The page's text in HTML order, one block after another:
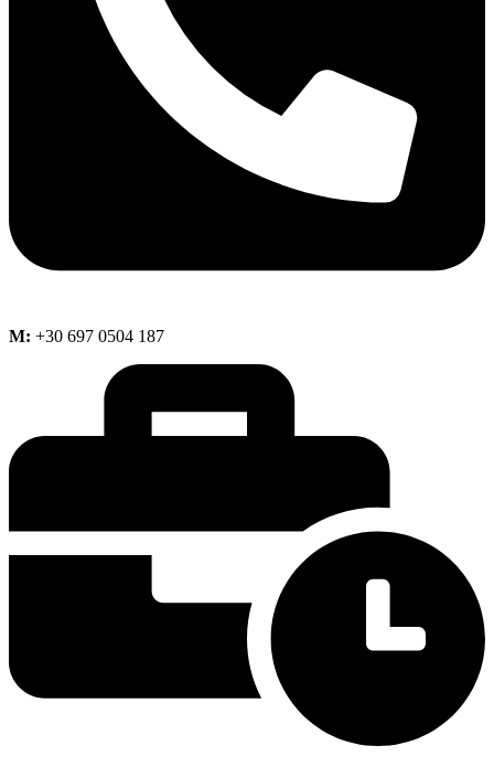
M: +30 697 0504 187